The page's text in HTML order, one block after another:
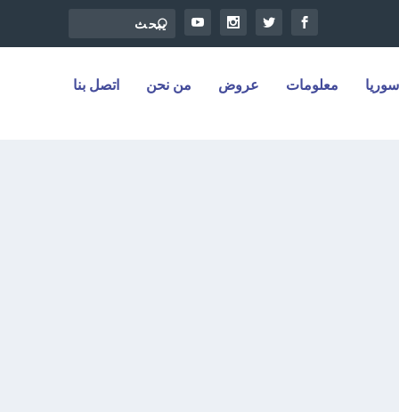
معلومات عروض من نحن اتصل بنا